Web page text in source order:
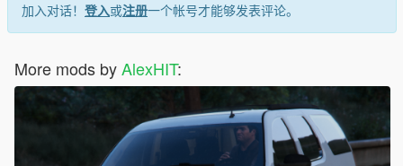
加入对话！ 登入或注册一个帐号才能够发表评论。
More mods byAlexHIT: